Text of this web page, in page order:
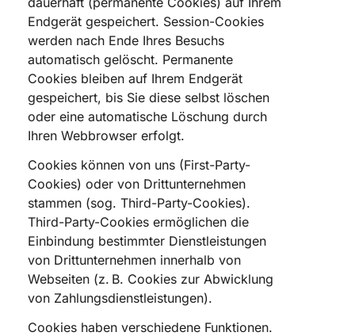
Endgerät gespeichert. Session-Cookies
werden nach Ende Ihres Besuchs
automatisch gelöscht. Permanente
Cookies bleiben auf Ihrem Endgerät
gespeichert, bis Sie diese selbst löschen
oder eine automatische Löschung durch
Ihren Webbrowser erfolgt.
Cookies können von uns (First-Party-
Cookies) oder von Drittunternehmen
stammen (sog. Third-Party-Cookies).
Third-Party-Cookies ermöglichen die
Einbindung bestimmter Dienstleistungen
von Drittunternehmen innerhalb von
Webseiten (z. B. Cookies zur Abwicklung
von Zahlungsdienstleistungen).
Cookies haben verschiedene Funktionen.